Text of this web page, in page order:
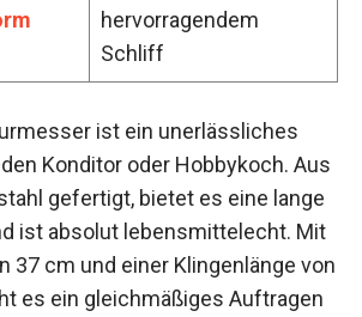
hervorragendem
Schliff
ist ein unerlässliches
Konditor oder Hobbykoch. Aus
gefertigt, bietet es eine lange
ist absolut lebensmittelecht. Mit
37 cm und einer Klingenlänge von
es ein gleichmäßiges Auftragen